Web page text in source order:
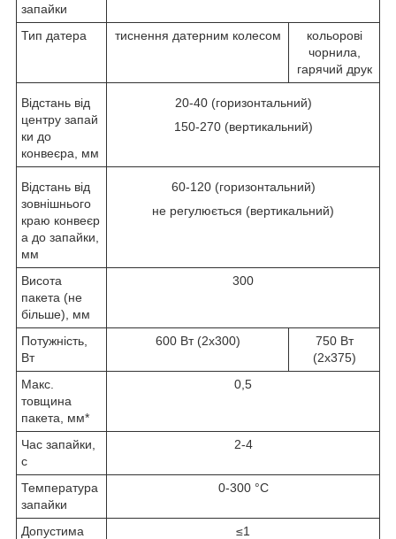
запайки
Тип датера тиснення датерним колесом
кольорові
чорнила,
гарячий друк
Відстань від
центру запай
ки до
конвеєра, мм
20-40 (горизонтальний)
150-270 (вертикальний)
Відстань від
зовнішнього
краю конвеєр
а до запайки,
мм
60-120 (горизонтальний)
не регулюється (вертикальний)
Висота
пакета (не
більше), мм
300
Потужність,
Вт
600 Вт (2х300)
750 Вт
(2х375)
Макс.
товщина
пакета, мм*
0,5
Час запайки,
с
2-4
Температура
запайки
0-300 °C
Допустима
≤1